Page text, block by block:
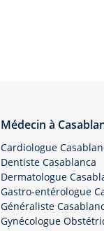
Médecin à
Cardiologue
Dentiste Casablanca
Dermatologue
Gastro-entérologue
Généraliste
Gynécologue